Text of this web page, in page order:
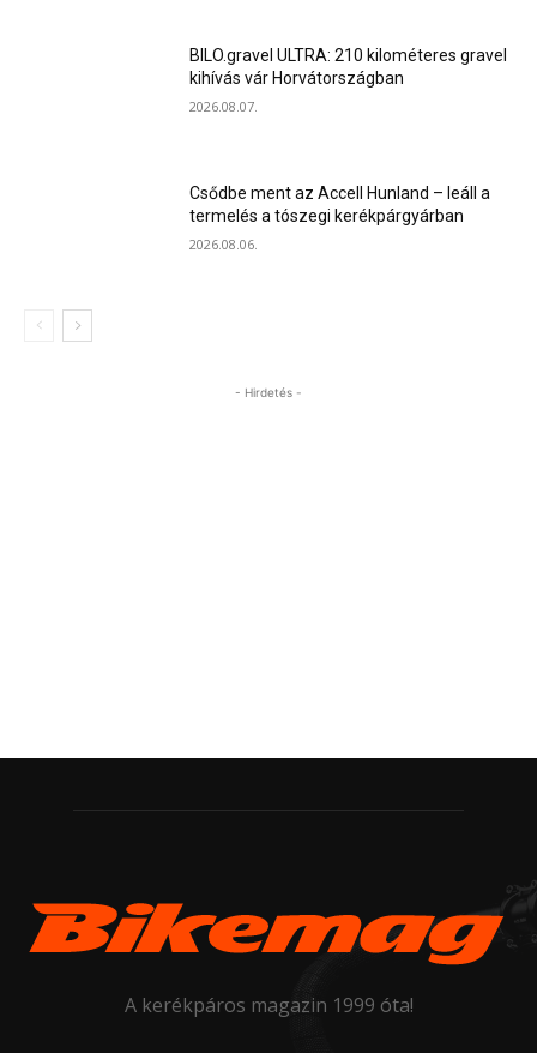
BILO.gravel ULTRA: 210 kilométeres gravel
kihívás vár Horvátországban
2026.08.07.
Csődbe ment az Accell Hunland – leáll a
termelés a tószegi kerékpárgyárban
2026.08.06.
- Hirdetés -
A kerékpáros magazin 1999 óta!